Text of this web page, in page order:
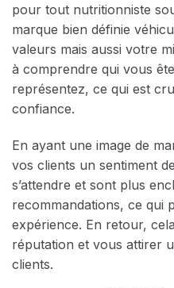
pour tout nutritionniste
marque bien définie
valeurs mais aussi votre
à comprendre qui vous
représentez, ce qui est
confiance.
En ayant une image de
vos clients un sentiment
s’attendre et sont plus
recommandations, ce qui
expérience. En retour,
réputation et vous attirer
clients.